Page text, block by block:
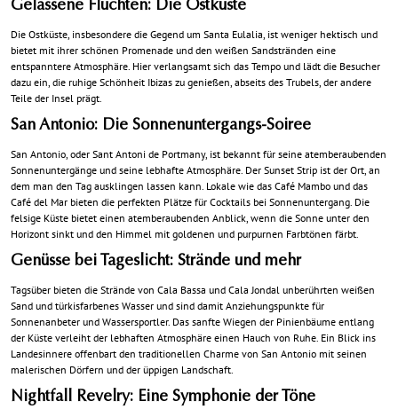
Gelassene Fluchten: Die Ostküste
Die Ostküste, insbesondere die Gegend um Santa Eulalia, ist weniger hektisch und
bietet mit ihrer schönen Promenade und den weißen Sandstränden eine
entspanntere Atmosphäre. Hier verlangsamt sich das Tempo und lädt die Besucher
dazu ein, die ruhige Schönheit Ibizas zu genießen, abseits des Trubels, der andere
Teile der Insel prägt.
San Antonio: Die Sonnenuntergangs-Soiree
San Antonio, oder Sant Antoni de Portmany, ist bekannt für seine atemberaubenden
Sonnenuntergänge und seine lebhafte Atmosphäre. Der Sunset Strip ist der Ort, an
dem man den Tag ausklingen lassen kann. Lokale wie das Café Mambo und das
Café del Mar bieten die perfekten Plätze für Cocktails bei Sonnenuntergang. Die
felsige Küste bietet einen atemberaubenden Anblick, wenn die Sonne unter den
Horizont sinkt und den Himmel mit goldenen und purpurnen Farbtönen färbt.
Genüsse bei Tageslicht: Strände und mehr
Tagsüber bieten die Strände von Cala Bassa und Cala Jondal unberührten weißen
Sand und türkisfarbenes Wasser und sind damit Anziehungspunkte für
Sonnenanbeter und Wassersportler. Das sanfte Wiegen der Pinienbäume entlang
der Küste verleiht der lebhaften Atmosphäre einen Hauch von Ruhe. Ein Blick ins
Landesinnere offenbart den traditionellen Charme von San Antonio mit seinen
malerischen Dörfern und der üppigen Landschaft.
Nightfall Revelry: Eine Symphonie der Töne